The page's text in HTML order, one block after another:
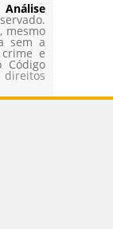
mesmo
sem a
e
Código
direitos